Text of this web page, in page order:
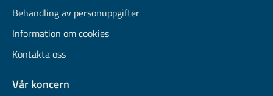
Behandling av personuppgifter
Information om cookies
Kontakta oss
Vår koncern